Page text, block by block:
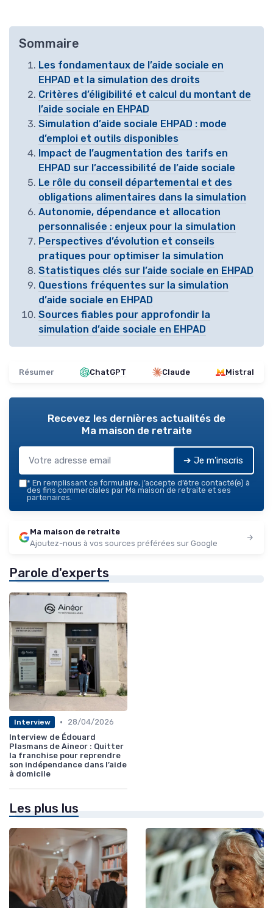
Sommaire
Les fondamentaux de l’aide sociale en
EHPAD et la simulation des droits
Critères d’éligibilité et calcul du montant de
l’aide sociale en EHPAD
Simulation d’aide sociale EHPAD : mode
d’emploi et outils disponibles
Impact de l’augmentation des tarifs en
EHPAD sur l’accessibilité de l’aide sociale
Le rôle du conseil départemental et des
obligations alimentaires dans la simulation
Autonomie, dépendance et allocation
personnalisée : enjeux pour la simulation
Perspectives d’évolution et conseils
pratiques pour optimiser la simulation
Statistiques clés sur l’aide sociale en EHPAD
Questions fréquentes sur la simulation
d’aide sociale en EHPAD
Sources fiables pour approfondir la
simulation d’aide sociale en EHPAD
Résumer ChatGPT Claude Mistral
Recevez les dernières actualités de
Ma maison de retraite
➔ Je m'inscris
* En remplissant ce formulaire, j’accepte d’être contacté(e) à
des fins commerciales par Ma maison de retraite et ses
partenaires.
Ma maison de retraite
Ajoutez-nous à vos sources préférées sur Google
Parole d'experts
Interview •
28/04/2026
Interview de Édouard
Plasmans de Aineor : Quitter
la franchise pour reprendre
son indépendance dans l’aide
à domicile
Les plus lus